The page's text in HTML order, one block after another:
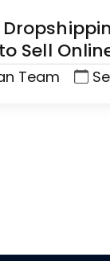
Sell
Team